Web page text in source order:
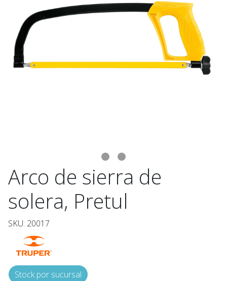
Arco de sierra de
solera, Pretul
SKU: 20017
Stock por sucursal